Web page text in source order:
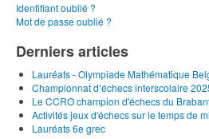
Identifiant oublié ?
Mot de passe oublié ?
Derniers articles
Lauréats - Olympiade Mathématique
Championnat d’échecs interscolaire
Le CCRO champion d'échecs du
Activités jeux d'échecs sur le temps de
Lauréats 6e grec